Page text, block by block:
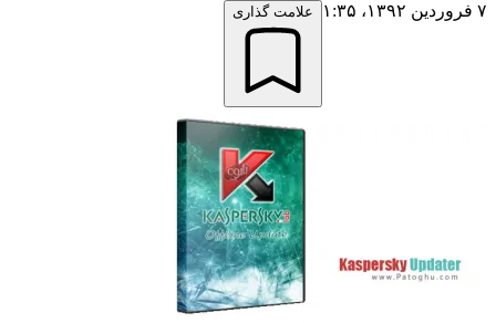
۷ فروردین ۱۳۹۲،‏ ۱:۳۵
علامت گذاری